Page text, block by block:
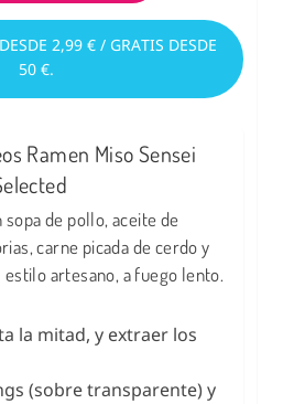
2,99 € / GRATIS DESDE
50 €.
Ramen Miso Sensei
de pollo, aceite de
carne picada de cerdo y
artesano, a fuego lento.
la mitad, y extraer los
(sobre transparente) y